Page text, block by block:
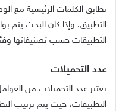
تطابق الكلمات الرئيسية مع
التطبيق، وإذا كان البحث يتم
التطبيقات حسب تصنيفاتها
عدد التحميلات
يعتبر عدد التحميلات من
التطبيقات، حيث يتم ترتيب